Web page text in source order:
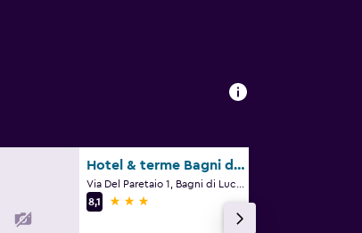
Hotel & terme Bagni di Lucca
8,1
3 estrellas